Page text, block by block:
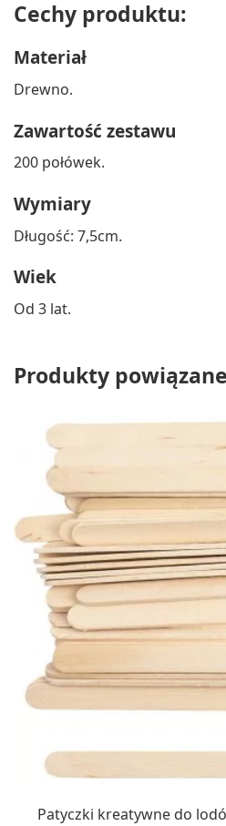
Cechy produktu:
Materiał
Drewno.
Zawartość zestawu
200 połówek.
Wymiary
Długość: 7,5cm.
Wiek
Od 3 lat.
Produkty
Patyczki kreatywne do